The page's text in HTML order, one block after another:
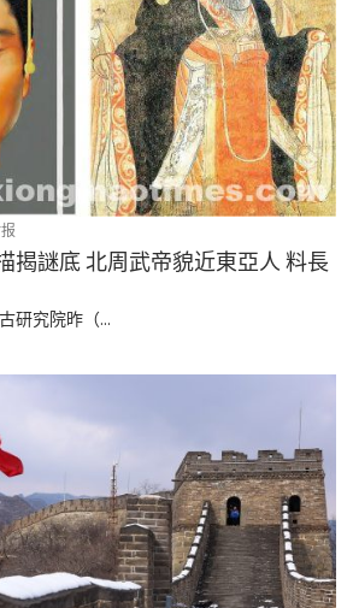
揭謎底 北周武帝貌近東亞人 料長
研究院昨（...